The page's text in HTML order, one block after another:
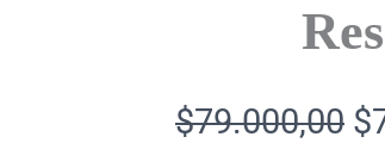
$79.000,00 $